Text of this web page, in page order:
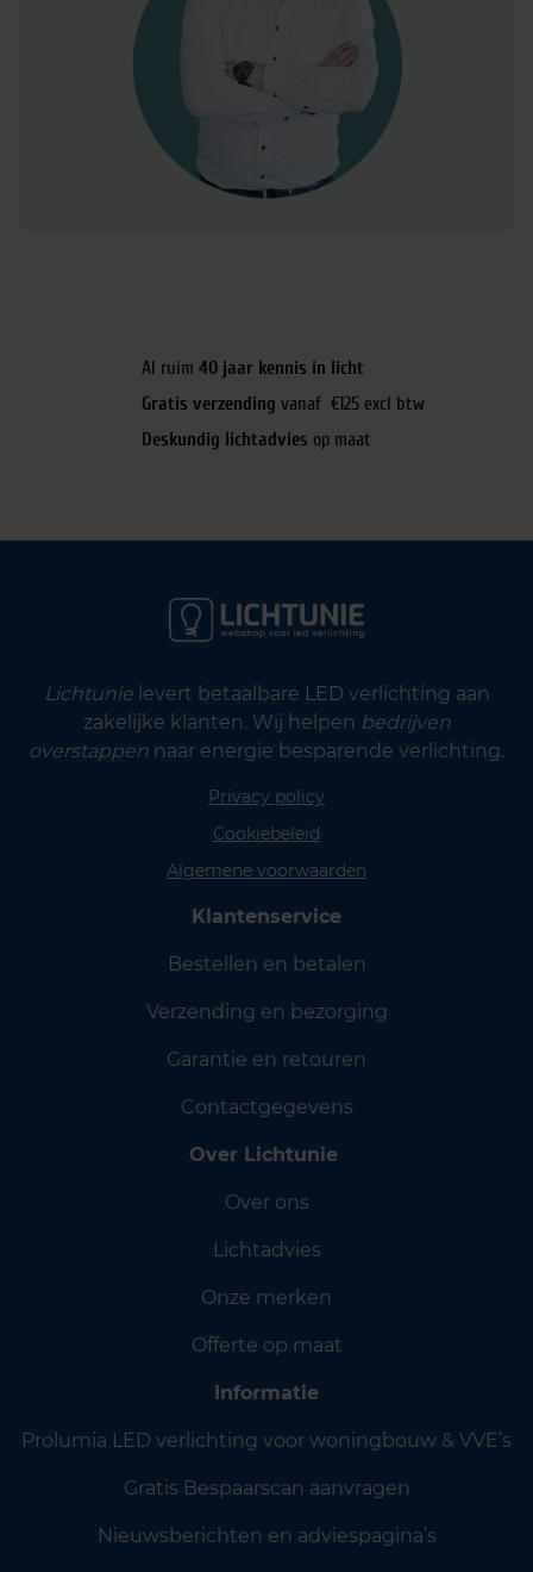
Al ruim 40 jaar kennis in licht
Gratis verzending vanaf €125 excl btw
Deskundig lichtadvies op maat
Lichtunielevert betaalbare LED verlichting aan
zakelijke klanten. Wij helpen bedrijven
overstappen naar energie besparende verlichting.
Privacy policy
Cookiebeleid
Algemene voorwaarden
Klantenservice
Bestellen en betalen
Verzending en bezorging
Garantie en retouren
Contactgegevens
Over Lichtunie
Over ons
Lichtadvies
Onze merken
Offerte op maat
Informatie
Prolumia LED verlichting voor woningbouw & VVE’s
Gratis Bespaarscan aanvragen
Nieuwsberichten en adviespagina’s